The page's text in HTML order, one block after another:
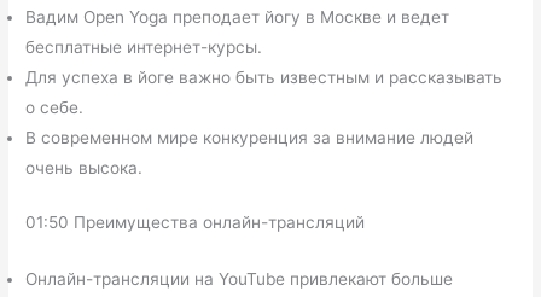
Вадим Open Yoga преподает йогу в Москве и ведет
бесплатные интернет-курсы.
Для успеха в йоге важно быть известным и рассказывать
о себе.
В современном мире конкуренция за внимание людей
очень высока.
01:50 Преимущества онлайн-трансляций
Онлайн-трансляции на YouTube привлекают больше